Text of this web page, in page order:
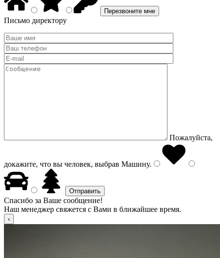
Письмо директору
Пожалуйста,
докажите, что вы человек, выбрав Машину.
Спасибо за Ваше сообщение!
Наш менеджер свяжется с Вами в ближайшее время.